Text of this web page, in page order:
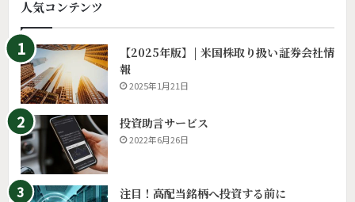
人気コンテンツ
【2025年版】| 米国株取り扱い証券会社情
報
2025年1月21日
投資助言サービス
2022年6月26日
注目！高配当銘柄へ投資する前に